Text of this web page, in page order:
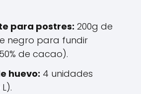
para postres: 200g de
negro para fundir
de cacao).
huevo: 4 unidades